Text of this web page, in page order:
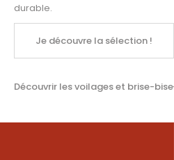
durable.
Je découvre la sélection !
Découvrir les voilages et brise-bise